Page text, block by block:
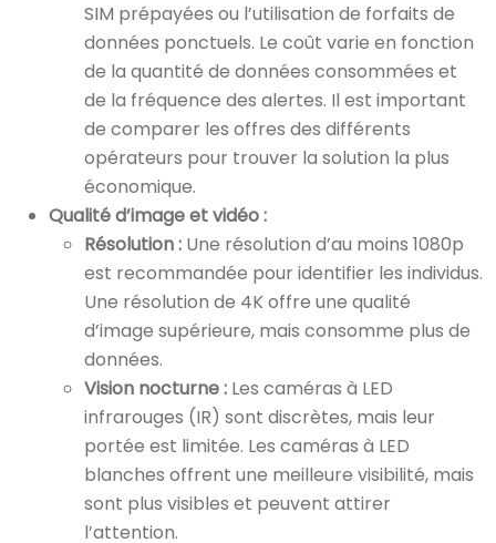
SIM prépayées ou l’utilisation de forfaits de
données ponctuels. Le coût varie en fonction
de la quantité de données consommées et
de la fréquence des alertes. Il est important
de comparer les offres des différents
opérateurs pour trouver la solution la plus
économique.
Qualité d’image et vidéo :
Résolution : Une résolution d’au moins 1080p
est recommandée pour identifier les individus.
Une résolution de 4K offre une qualité
d’image supérieure, mais consomme plus de
données.
Vision nocturne : Les caméras à LED
infrarouges (IR) sont discrètes, mais leur
portée est limitée. Les caméras à LED
blanches offrent une meilleure visibilité, mais
sont plus visibles et peuvent attirer
l’attention.